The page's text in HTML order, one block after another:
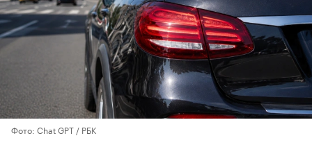
Фото: Chat GPT / РБК